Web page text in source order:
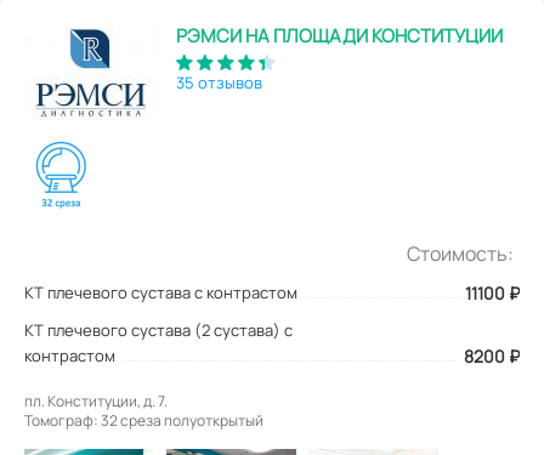
РЭМСИ НА ПЛОЩАДИ КОНСТИТУЦИИ
35 отзывов
Стоимость:
КТ плечевого сустава с контрастом 11100 ₽
КТ плечевого сустава (2 сустава) с
контрастом
8200 ₽
пл. Конституции, д. 7.
Томограф: 32 среза полуоткрытый